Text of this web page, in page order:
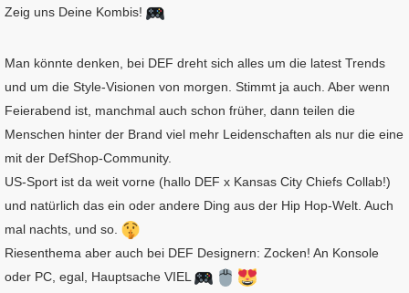
Zeig uns Deine Kombis!
Man könnte denken, bei DEF dreht sich alles um die latest Trends
und um die Style-Visionen von morgen. Stimmt ja auch. Aber wenn
Feierabend ist, manchmal auch schon früher, dann teilen die
Menschen hinter der Brand viel mehr Leidenschaften als nur die eine
mit der DefShop-Community.
US-Sport ist da weit vorne (hallo DEF x Kansas City Chiefs Collab!)
und natürlich das ein oder andere Ding aus der Hip Hop-Welt. Auch
mal nachts, und so.
Riesenthema aber auch bei DEF Designern: Zocken! An Konsole
oder PC, egal, Hauptsache VIEL